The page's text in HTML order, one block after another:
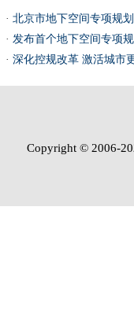
· 北京市地下空间专项规
· 发布首个地下空间专项
· 深化控规改革 激活城市
Copyright © 2006-